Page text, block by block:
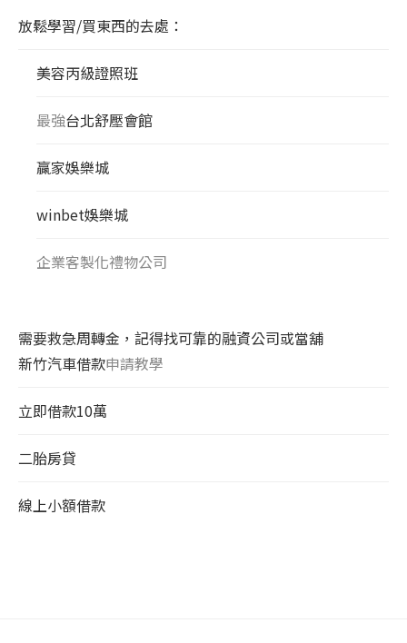
放鬆學習/買東西的去處：
美容丙級證照班
最強台北舒壓會館
贏家娛樂城
winbet娛樂城
企業客製化禮物公司
需要救急周轉金，記得找可靠的融資公司或當舖
新竹汽車借款申請教學
立即借款10萬
二胎房貸
線上小額借款